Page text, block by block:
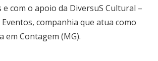
com o apoio da DiversuS Cultural –
companhia que atua como
em Contagem (MG).